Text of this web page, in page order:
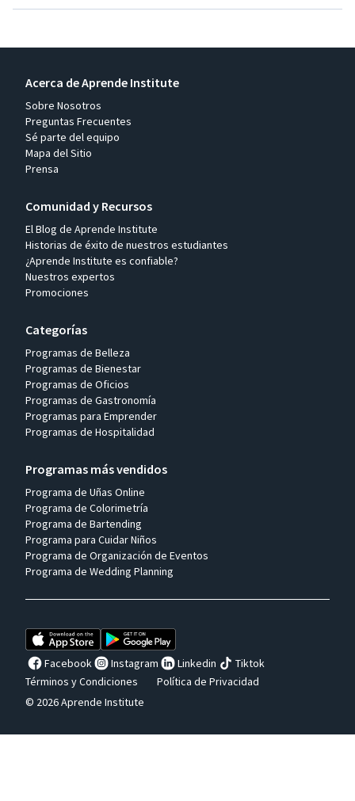
Acerca de Aprende Institute
Sobre Nosotros
Preguntas Frecuentes
Sé parte del equipo
Mapa del Sitio
Prensa
Comunidad y Recursos
El Blog de Aprende Institute
Historias de éxito de nuestros estudiantes
¿Aprende Institute es confiable?
Nuestros expertos
Promociones
Categorías
Programas de Belleza
Programas de Bienestar
Programas de Oficios
Programas de Gastronomía
Programas para Emprender
Programas de Hospitalidad
Programas más vendidos
Programa de Uñas Online
Programa de Colorimetría
Programa de Bartending
Programa para Cuidar Niños
Programa de Organización de Eventos
Programa de Wedding Planning
Facebook Instagram Linkedin
Tiktok
Términos y Condiciones
Política de Privacidad
© 2026 Aprende Institute